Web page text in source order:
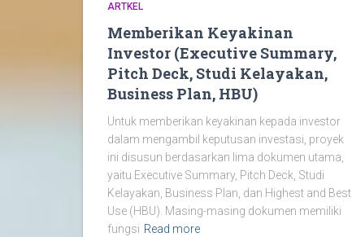
ARTKEL
Memberikan Keyakinan
Investor (Executive Summary,
Pitch Deck, Studi Kelayakan,
Business Plan, HBU)
Untuk memberikan keyakinan kepada investor
dalam mengambil keputusan investasi, proyek
ini disusun berdasarkan lima dokumen utama,
yaitu Executive Summary, Pitch Deck, Studi
Kelayakan, Business Plan, dan Highest and Best
Use (HBU). Masing-masing dokumen memiliki
fungsi Read more